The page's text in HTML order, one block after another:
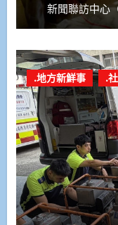
新聞聯訪中心
.地方新鮮事 .